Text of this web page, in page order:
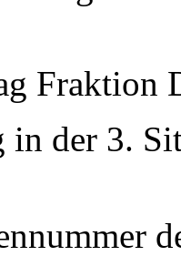
Fraktion
in der 3.